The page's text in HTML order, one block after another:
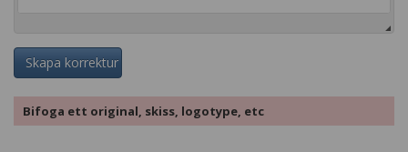
Skapa korrektur
Bifoga ett original, skiss, logotype, etc